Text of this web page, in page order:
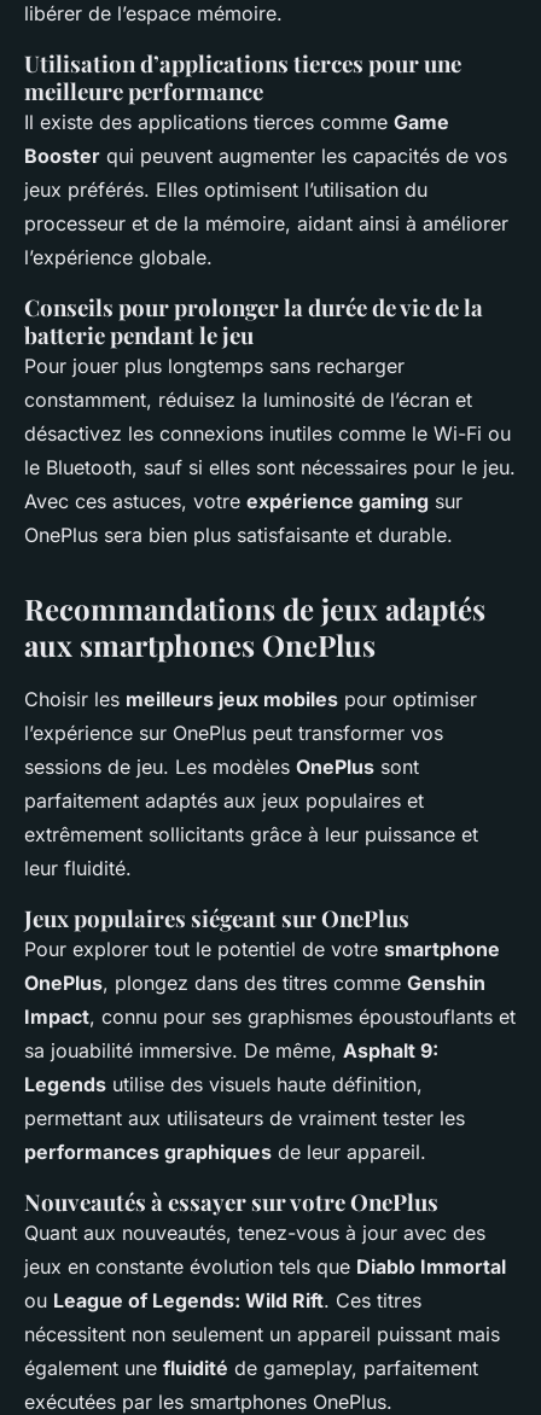
libérer de l’espace mémoire.
Utilisation d’applications tierces pour une
meilleure performance
Il existe des applications tierces comme Game
Booster qui peuvent augmenter les capacités de vos
jeux préférés. Elles optimisent l’utilisation du
processeur et de la mémoire, aidant ainsi à améliorer
l’expérience globale.
Conseils pour prolonger la durée de vie de la
batterie pendant le jeu
Pour jouer plus longtemps sans recharger
constamment, réduisez la luminosité de l’écran et
désactivez les connexions inutiles comme le Wi-Fi ou
le Bluetooth, sauf si elles sont nécessaires pour le jeu.
Avec ces astuces, votre expérience gaming sur
OnePlus sera bien plus satisfaisante et durable.
Recommandations de jeux adaptés
aux smartphones OnePlus
Choisir les meilleurs jeux mobiles pour optimiser
l’expérience sur OnePlus peut transformer vos
sessions de jeu. Les modèles OnePlus sont
parfaitement adaptés aux jeux populaires et
extrêmement sollicitants grâce à leur puissance et
leur fluidité.
Jeux populaires siégeant sur OnePlus
Pour explorer tout le potentiel de votre smartphone
OnePlus, plongez dans des titres comme Genshin
Impact, connu pour ses graphismes époustouflants et
sa jouabilité immersive. De même, Asphalt 9:
Legends utilise des visuels haute définition,
permettant aux utilisateurs de vraiment tester les
performances graphiques de leur appareil.
Nouveautés à essayer sur votre OnePlus
Quant aux nouveautés, tenez-vous à jour avec des
jeux en constante évolution tels que Diablo Immortal
ou League of Legends: Wild Rift. Ces titres
nécessitent non seulement un appareil puissant mais
également une fluidité de gameplay, parfaitement
exécutées par les smartphones OnePlus.